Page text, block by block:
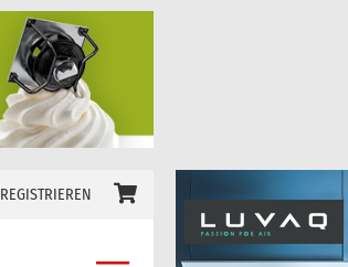
REGISTRIEREN